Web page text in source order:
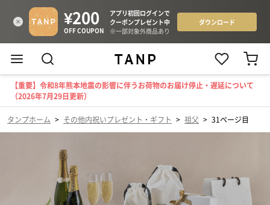
【重要】令和8年熊本地震の影響に伴うお荷物のお届け停止・遅延について
（2026年7月29日更新）
タンプホーム > その他内祝いプレゼント・ギフト > 祖父 > 31ページ目